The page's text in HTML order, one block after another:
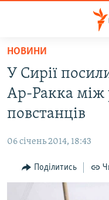
Перейти
основного
матеріалу
Перейти
до
основної
Перейти
до
ВОДА.КРИМ
ВІДЕО ТА ФОТО
БЛОГИ
ПОГЛЯД
НОВИНИ
У Сирії
Ар-Ракка між
повстанців
06 січень 2014, 18:43
Поділитись